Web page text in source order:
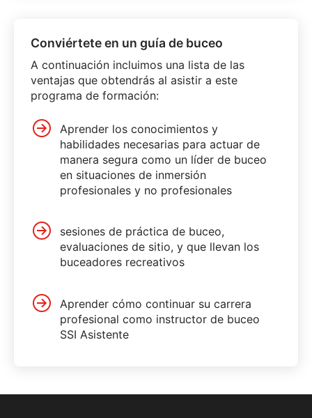
Conviértete en un guía de buceo
A continuación incluimos una lista de las
ventajas que obtendrás al asistir a este
programa de formación:
Aprender los conocimientos y
habilidades necesarias para actuar de
manera segura como un líder de buceo
en situaciones de inmersión
profesionales y no profesionales
sesiones de práctica de buceo,
evaluaciones de sitio, y que llevan los
buceadores recreativos
Aprender cómo continuar su carrera
profesional como instructor de buceo
SSI Asistente